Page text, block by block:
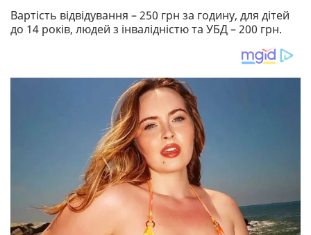
Вартість відвідування – 250 грн за годину, для дітей
до 14 років, людей з інвалідністю та УБД – 200 грн.